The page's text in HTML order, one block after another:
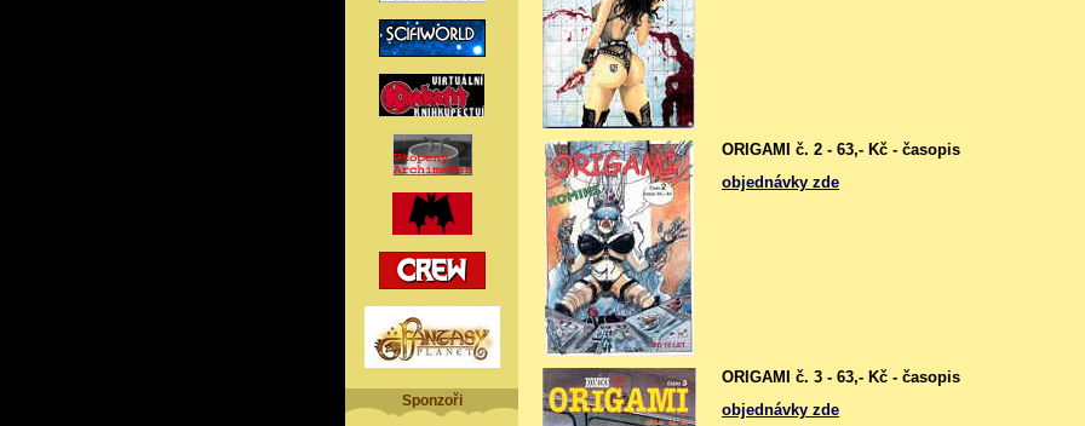
Sponzoři
ORIGAMI č. 2 - 63,- Kč - časopis
objednávky zde
ORIGAMI č. 3 - 63,- Kč - časopis
objednávky zde